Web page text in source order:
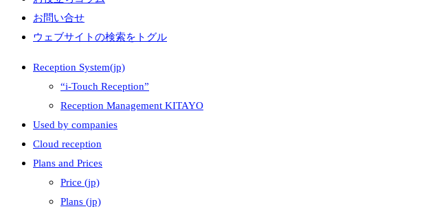
お問い合せ
ウェブサイトの検索をトグル
Reception System(jp)
“i-Touch Reception”
Reception Management KITAYO
Used by companies
Cloud reception
Plans and Prices
Price (jp)
Plans (jp)